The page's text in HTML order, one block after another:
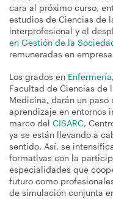
cara al próximo curso,
estudios de Ciencias de
interprofesional y el
en Gestión de la
remuneradas en
Los grados en Enfermería,
Facultad de Ciencias de
Medicina, darán un
aprendizaje en entornos
marco del CISARC,
ya se están llevando a
sentido. Así, se
formativas con la
especialidades que
futuro como
de simulación conjunta